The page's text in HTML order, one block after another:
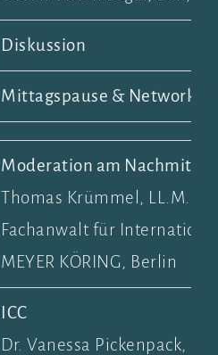
Diskussion
Mittagspause &
Moderation am
Thomas Krümmel, LL.M.,
Fachanwalt für
MEYER KÖRING, Berlin
ICC
Dr. Vanessa Pickenpack,